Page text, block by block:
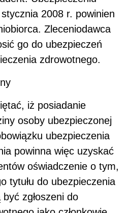
2008 r. powinien
Zleceniodawca
go do ubezpieczeń
zdrowotnego.
iż posiadanie
osoby ubezpieczonej
ubezpieczenia
powinna więc uzyskać
oświadczenie o tym,
tytułu do ubezpieczenia
zgłoszeni do